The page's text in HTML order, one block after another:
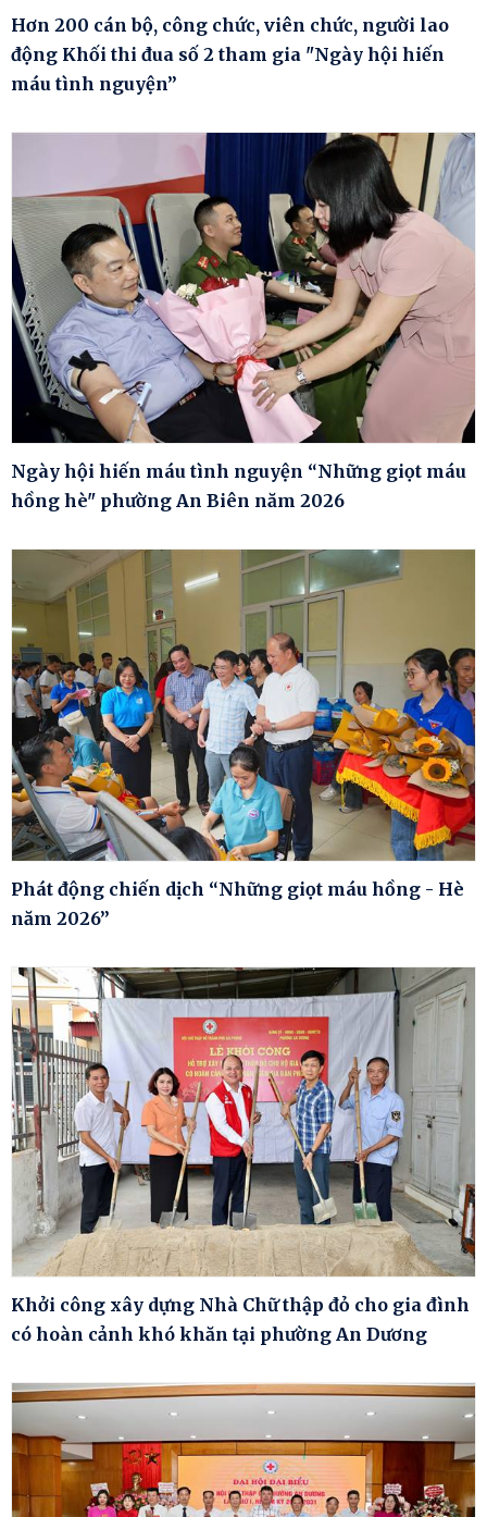
Hơn 200 cán bộ, công chức, viên chức, người lao
động Khối thi đua số 2 tham gia "Ngày hội hiến
máu tình nguyện”
Ngày hội hiến máu tình nguyện “Những giọt máu
hồng hè" phường An Biên năm 2026
Phát động chiến dịch “Những giọt máu hồng - Hè
năm 2026”
Khởi công xây dựng Nhà Chữ thập đỏ cho gia đình
có hoàn cảnh khó khăn tại phường An Dương